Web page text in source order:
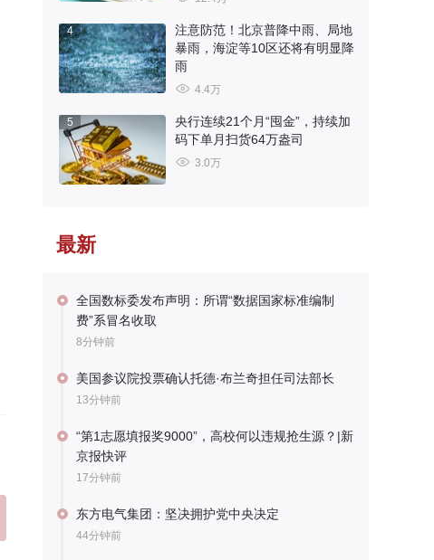
4
注意防范！北京普降中雨、局地
暴雨，海淀等10区还将有明显降
雨
4.4万
5
央行连续21个月“囤金”，持续加
码下单月扫货64万盎司
3.0万
最新
全国数标委发布声明：所谓“数据国家标准编制
费”系冒名收取
8分钟前
美国参议院投票确认托德·布兰奇担任司法部长
13分钟前
“第1志愿填报奖9000”，高校何以违规抢生源？|新
京报快评
17分钟前
东方电气集团：坚决拥护党中央决定
44分钟前